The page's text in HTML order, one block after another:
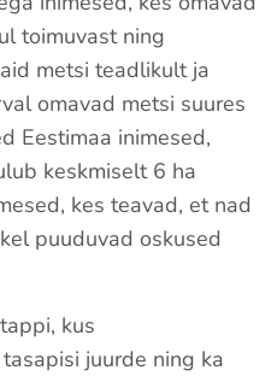
toimuvast ning
metsi teadlikult ja
omavad metsi suures
Eestimaa inimesed,
keskmiselt 6 ha
kes teavad, et nad
puuduvad oskused
kus
juurde ning ka